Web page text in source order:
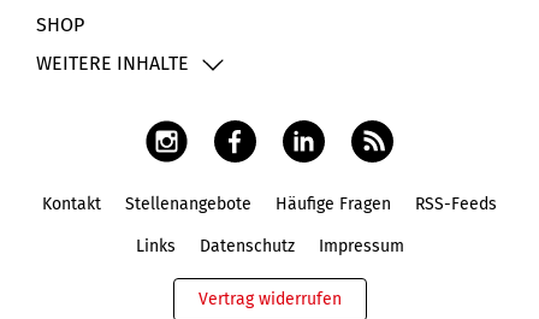
SHOP
WEITERE INHALTE
Kontakt Stellenangebote Häufige Fragen RSS-Feeds
Links Datenschutz Impressum
Vertrag widerrufen